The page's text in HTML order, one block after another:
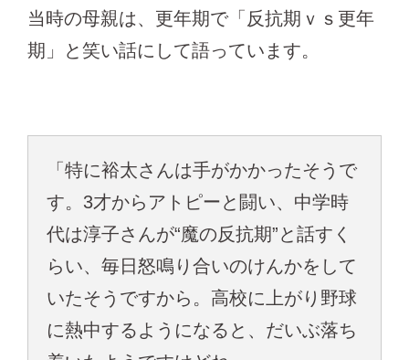
当時の母親は、更年期で「反抗期ｖｓ更年
期」と笑い話にして語っています。
「特に裕太さんは手がかかったそうで
す。3才からアトピーと闘い、中学時
代は淳子さんが“魔の反抗期”と話すく
らい、毎日怒鳴り合いのけんかをして
いたそうですから。高校に上がり野球
に熱中するようになると、だいぶ落ち